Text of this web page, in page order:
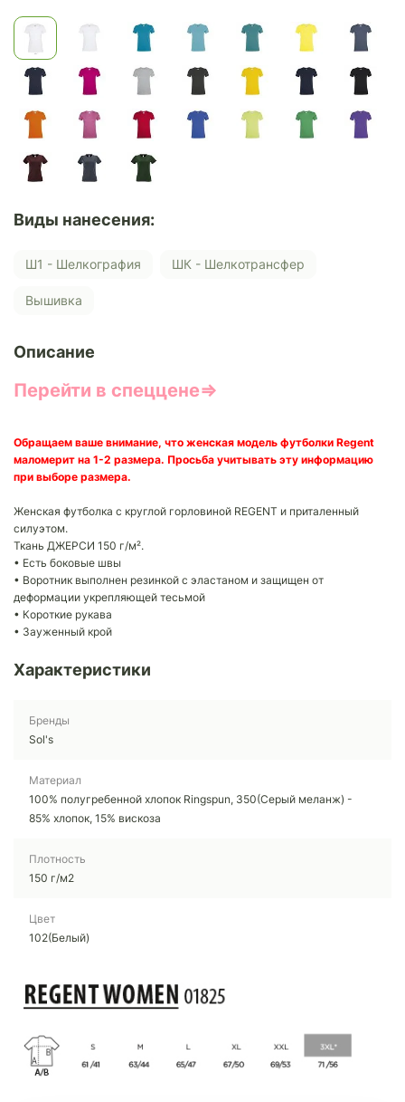
Виды нанесения:
Ш1 - Шелкография ШК - Шелкотрансфер
Вышивка
Описание
Перейти в спеццене⇒
Обращаем ваше внимание, что женская модель футболки Regent
маломерит на 1-2 размера. Просьба учитывать эту информацию
при выборе размера.
Женская футболка с круглой горловиной REGENT и приталенный
силуэтом.
Ткань ДЖЕРСИ 150 г/м².
• Есть боковые швы
• Воротник выполнен резинкой с эластаном и защищен от
деформации укрепляющей тесьмой
• Короткие рукава
• Зауженный крой
Характеристики
Бренды
Sol's
Материал
100% полугребенной хлопок Ringspun, 350(Серый меланж) -
85% хлопок, 15% вискоза
Плотность
150 г/м2
Цвет
102(Белый)